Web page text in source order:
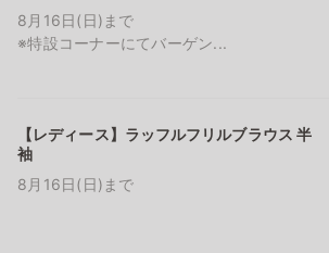
8月16日(日)まで
※特設コーナーにてバーゲン...
【レディース】ラッフルフリルブラウス 半
袖
8月16日(日)まで